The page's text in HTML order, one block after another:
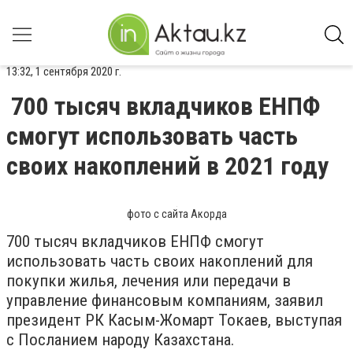
13:32, 1 сентября 2020 г.
700 тысяч вкладчиков ЕНПФ
смогут использовать часть
своих накоплений в 2021 году
фото с сайта Акорда
700 тысяч вкладчиков ЕНПФ смогут
использовать часть своих накоплений для
покупки жилья, лечения или передачи в
управление финансовым компаниям, заявил
президент РК Касым-Жомарт Токаев, выступая
с Посланием народу Казахстана.